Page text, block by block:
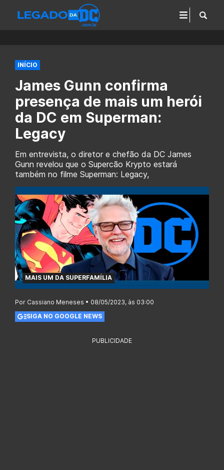
INÍCIO
James Gunn confirma
presença de mais um herói
da DC em Superman:
Legacy
Em entrevista, o diretor e chefão da DC James
Gunn revelou que o Supercão Krypto estará
também no filme Superman: Legacy,
MAIS UM DA SUPERFAMÍLIA
Por Cassiano Meneses • 08/05/2023, às 03:00
SIGA NO GOOGLE NEWS
PUBLICIDADE